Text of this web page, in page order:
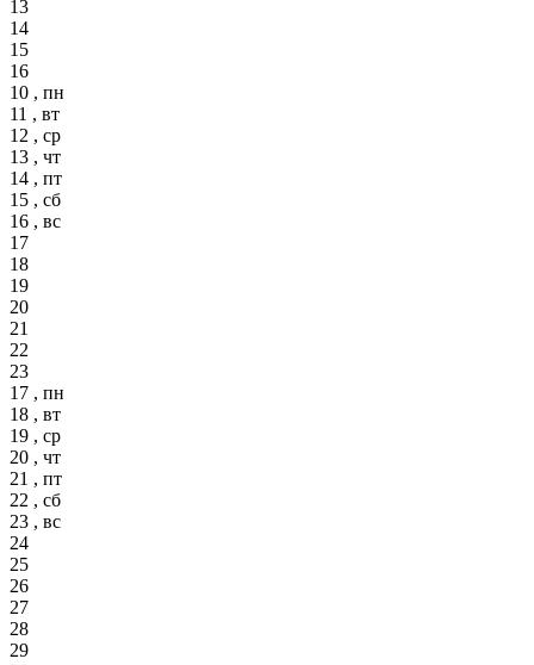
13
14
15
16
10 , пн
11 , вт
12 , ср
13 , чт
14 , пт
15 , сб
16 , вс
17
18
19
20
21
22
23
17 , пн
18 , вт
19 , ср
20 , чт
21 , пт
22 , сб
23 , вс
24
25
26
27
28
29